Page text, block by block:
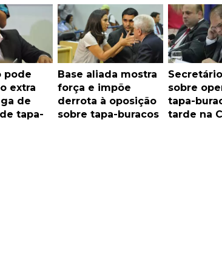
pode
extra
de
tapa-
Base aliada mostra
força e impõe
derrota à oposição
sobre tapa-buracos
sobre
tapa-
tarde na